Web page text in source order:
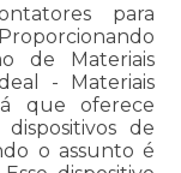
para
de Materiais
- Materiais
que oferece
de
o assunto é